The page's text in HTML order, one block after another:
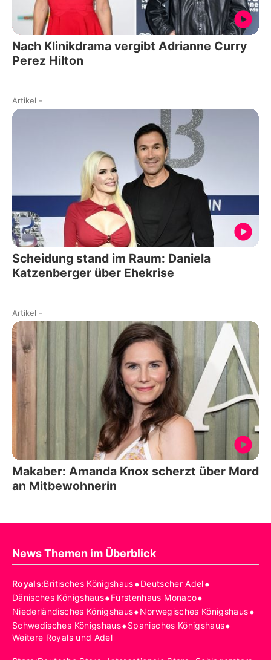
Nach Klinikdrama vergibt Adrianne Curry
Perez Hilton
Artikel -
Scheidung stand im Raum: Daniela
Katzenberger über Ehekrise
Artikel -
Makaber: Amanda Knox scherzt über Mord
an Mitbewohnerin
News Themen im Überblick
Royals:Britisches Königshaus•Deutscher Adel•
Dänisches Königshaus•Fürstenhaus Monaco•
Niederländisches Königshaus•Norwegisches Königshaus•
Schwedisches Königshaus•Spanisches Königshaus•
Weitere Royals und Adel